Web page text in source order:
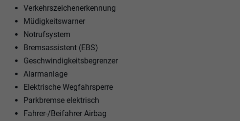
Verkehrszeichenerkennung
Müdigkeitswarner
Notrufsystem
Bremsassistent (EBS)
Geschwindigkeitsbegrenzer
Alarmanlage
Elektrische Wegfahrsperre
Parkbremse elektrisch
Fahrer-/Beifahrer Airbag